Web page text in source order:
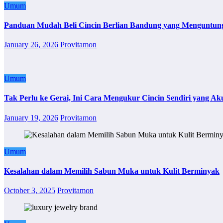
Umum
Panduan Mudah Beli Cincin Berlian Bandung yang
January 26, 2026 Provitamon
Umum
Tak Perlu ke Gerai, Ini Cara Mengukur Cincin Sendiri yang
January 19, 2026 Provitamon
Umum
Kesalahan dalam Memilih Sabun Muka untuk Kulit Berminyak
October 3, 2025 Provitamon